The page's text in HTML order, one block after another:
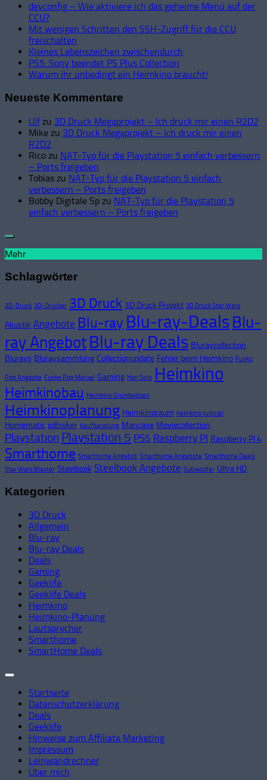
devconfig – Wie aktiviere ich das geheime Menü auf der
CCU?
Mit wenigen Schritten den SSH-Zugriff für die CCU
freischalten
Kleines Lebenszeichen zwischendurch
PS5: Sony beendet PS Plus Collection
Warum ihr unbedingt ein Heimkino braucht!
Neueste Kommentare
Ulfzu 3D Druck Megaprojekt – Ich druck mir einen R2D2
Mike zu 3D Druck Megaprojekt – Ich druck mir einen
R2D2
Rico zu NAT-Typ für die Playstation 5 einfach verbessern
– Ports freigeben
Tobias zu NAT-Typ für die Playstation 5 einfach
verbessern – Ports freigeben
Bobby Digitale Sp zu NAT-Typ für die Playstation 5
einfach verbessern – Ports freigeben
Mehr
Schlagwörter
3D-Druck 3D-Drucker 3D Druck 3D Druck Projekt 3D Druck Star Wars
Akustik Angebote Blu-ray Blu-ray-DealsBlu-
ray AngebotBlu-ray Deals Bluraycollection
Blurays Bluraysammlung Collectionupdate Fehler beim Heimkino Funko
Pop Angeote Funko Pop Marvel Gaming Han Solo Heimkino
Heimkinobau Heimkino Grundwissen
Heimkinoplanung Heimkinoraum heimkino tutorial
Homematic ioBroker Kaufberatung Mancave Moviecollection
Playstation Playstation 5 PS5 Raspberry PI Raspberry PI 4
Smarthome Smarthome Angebot Smarthome Angebote Smarthome Deals
Star Wars Blaster Steelbook Steelbook Angebote Subwoofer Ultra HD
Kategorien
3D Druck
Allgemein
Blu-ray
Blu-ray Deals
Deals
Gaming
Geeklife
Geeklife Deals
Heimkino
Heimkino-Planung
Lautsprecher
Smarthome
SmartHome Deals
Startseite
Datenschutzerklärung
Deals
Geeklife
Hinweise zum Affiliate Marketing
Impressum
Leinwandrechner
Über mich